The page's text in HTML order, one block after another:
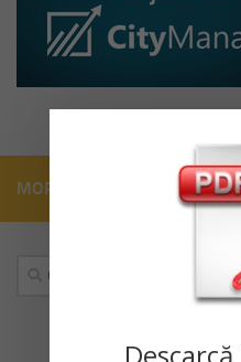
MORE
Caută